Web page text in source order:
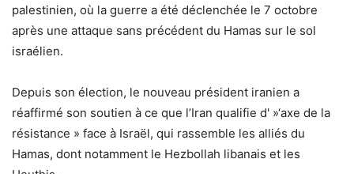
palestinien, où la guerre a été déclenchée le 7 octobre
après une attaque sans précédent du Hamas sur le sol
israélien.
Depuis son élection, le nouveau président iranien a
réaffirmé son soutien à ce que l’Iran qualifie d' »‘axe de la
résistance » face à Israël, qui rassemble les alliés du
Hamas, dont notamment le Hezbollah libanais et les